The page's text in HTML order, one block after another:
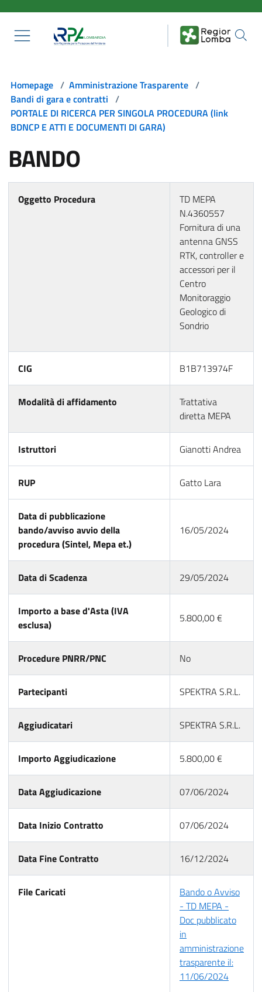
Homepage / Amministrazione Trasparente /
Bandi di gara e contratti /
PORTALE DI RICERCA PER SINGOLA PROCEDURA (link
BDNCP E ATTI E DOCUMENTI DI GARA)
BANDO
Oggetto Procedura
TD MEPA
N.4360557
Fornitura di una
antenna GNSS
RTK, controller e
accessori per il
Centro
Monitoraggio
Geologico di
Sondrio
CIG B1B713974F
Modalità di affidamento
Trattativa
diretta MEPA
Istruttori Gianotti Andrea
RUP Gatto Lara
Data di pubblicazione
bando/avviso avvio della
procedura (Sintel, Mepa et.)
16/05/2024
Data di Scadenza 29/05/2024
Importo a base d'Asta (IVA
esclusa)
5.800,00 €
Procedure PNRR/PNC No
Partecipanti SPEKTRA S.R.L.
Aggiudicatari SPEKTRA S.R.L.
Importo Aggiudicazione 5.800,00 €
Data Aggiudicazione 07/06/2024
Data Inizio Contratto 07/06/2024
Data Fine Contratto 16/12/2024
File Caricati
Bando o Avviso
- TD MEPA -
Doc pubblicato
in
amministrazione
trasparente il:
11/06/2024